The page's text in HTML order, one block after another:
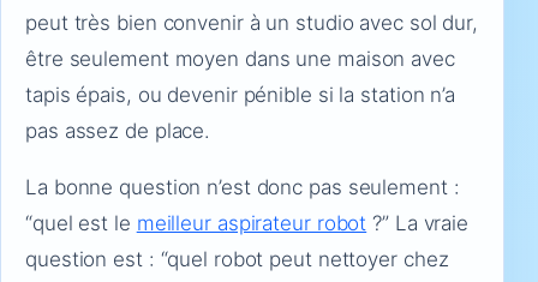
peut très bien convenir à un studio avec sol dur,
être seulement moyen dans une maison avec
tapis épais, ou devenir pénible si la station n’a
pas assez de place.
La bonne question n’est donc pas seulement :
“quel est le meilleur aspirateur robot ?” La vraie
question est : “quel robot peut nettoyer chez